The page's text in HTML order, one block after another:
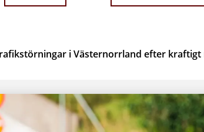
i Västernorrland efter kraftigt